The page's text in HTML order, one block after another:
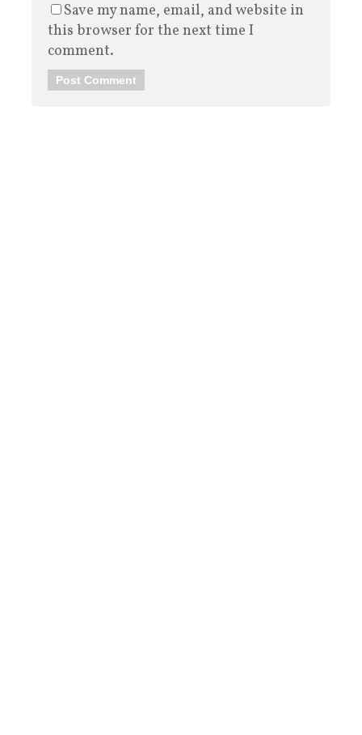
Save my name, email, and website in
this browser for the next time I
comment.